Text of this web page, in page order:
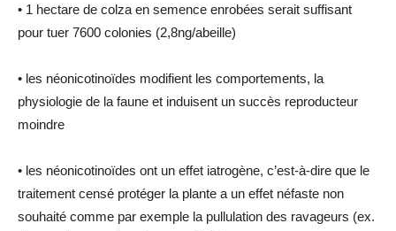
• 1 hectare de colza en semence enrobées serait suffisant
pour tuer 7600 colonies (2,8ng/abeille)
• les néonicotinoïdes modifient les comportements, la
physiologie de la faune et induisent un succès reproducteur
moindre
• les néonicotinoïdes ont un effet iatrogène, c’est-à-dire que le
traitement censé protéger la plante a un effet néfaste non
souhaité comme par exemple la pullulation des ravageurs (ex.